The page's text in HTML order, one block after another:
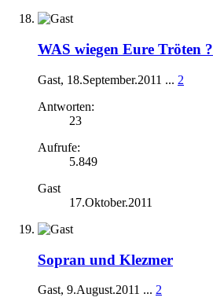
WAS wiegen Eure Tröten ?
Gast, 18.September.2011 ... 2
Antworten:
23
Aufrufe:
5.849
Gast
17.Oktober.2011
Sopran und Klezmer
Gast, 9.August.2011 ... 2